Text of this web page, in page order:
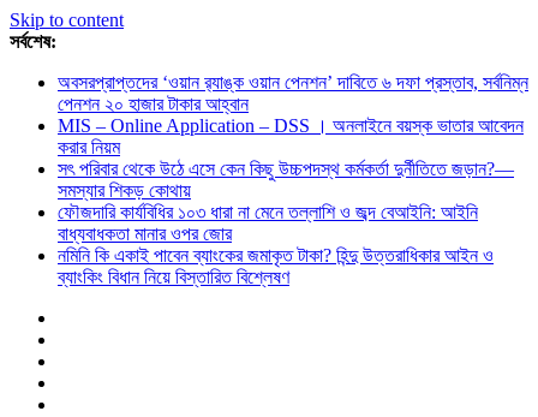
Skip to content
সর্বশেষ:
অবসরপ্রাপ্তদের ‘ওয়ান র‌্যাঙ্ক ওয়ান পেনশন’ দাবিতে ৬ দফা প্রস্তাব, সর্বনিম্ন
পেনশন ২০ হাজার টাকার আহ্বান
MIS – Online Application – DSS । অনলাইনে বয়স্ক ভাতার আবেদন
করার নিয়ম
সৎ পরিবার থেকে উঠে এসে কেন কিছু উচ্চপদস্থ কর্মকর্তা দুর্নীতিতে জড়ান?—
সমস্যার শিকড় কোথায়
ফৌজদারি কার্যবিধির ১০৩ ধারা না মেনে তল্লাশি ও জব্দ বেআইনি: আইনি
বাধ্যবাধকতা মানার ওপর জোর
নমিনি কি একাই পাবেন ব্যাংকের জমাকৃত টাকা? হিন্দু উত্তরাধিকার আইন ও
ব্যাংকিং বিধান নিয়ে বিস্তারিত বিশ্লেষণ